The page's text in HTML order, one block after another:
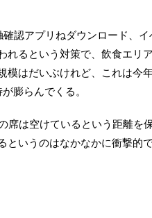
認アプリねダウンロード、イ
れるという対策で、飲食エリア
模はだいぶけれど、これは今
膨らんでくる。
席は空けているという距離を
というのはなかなかに衝撃的